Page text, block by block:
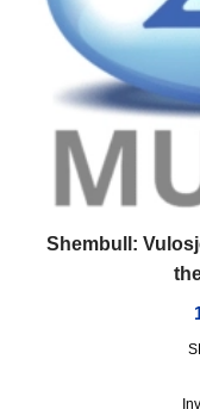
Shembull: